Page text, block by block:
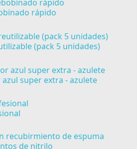
rápido
(pack 5 unidades)
super extra - azulete